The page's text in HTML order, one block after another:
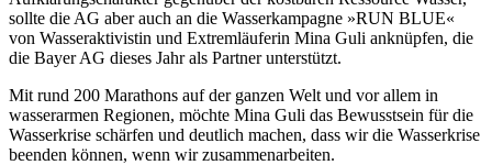
sollte die AG aber auch an die Wasserkampagne »RUN BLUE«
von Wasseraktivistin und Extremläuferin Mina Guli anknüpfen, die
die Bayer AG dieses Jahr als Partner unterstützt.
Mit rund 200 Marathons auf der ganzen Welt und vor allem in
wasserarmen Regionen, möchte Mina Guli das Bewusstsein für die
Wasserkrise schärfen und deutlich machen, dass wir die Wasserkrise
beenden können, wenn wir zusammenarbeiten.